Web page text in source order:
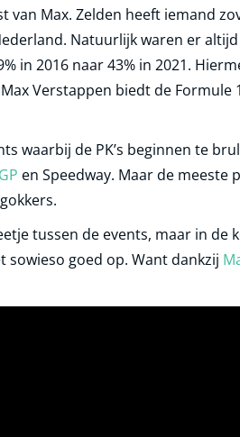
van Max. Zelden heeft iemand
Natuurlijk waren er
in 2016 naar 43% in 2021.
Verstappen biedt de Formule
waarbij de PK’s beginnen te
en Speedway. Maar de meeste
tussen de events, maar in de
sowieso goed op. Want dankzij